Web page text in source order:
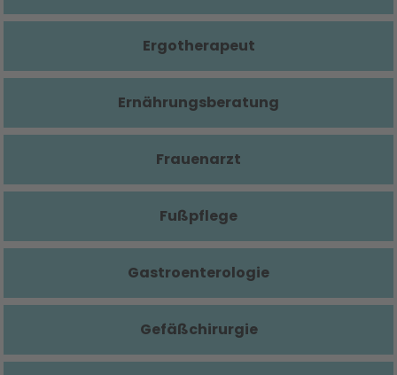
Ergotherapeut
Ernährungsberatung
Frauenarzt
Fußpflege
Gastroenterologie
Gefäßchirurgie